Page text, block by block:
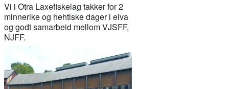
Vi i Otra Laxefiskelag takker for 2
minnerike og hehtiske dager i elva
og godt samarbeid mellom VJSFF,
NJFF.